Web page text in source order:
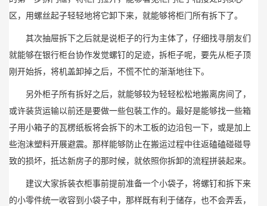
区，用螺丝起子轻轻地将它卸下来，就能够将柜门所有拆下了。
其次抽屉拆下之后就是说柜子的行为主体了，仔细找寻朋友们
就能够在银行柜台协作发觉螺钉的足迹，拆柜子呢，要先从柜子顶
刚开始拆，将机盖卸掉之后，不慌不忙的渐渐地往下。
另外柜子所有拆好之后，就能够较为轻轻松松地搬离房间了，
或许装货运输以前还是要做一些包裝工作的。最好是能够找一些箱
子用小箱子的瓦楞纸板将会拆下的木工板的边沿包一下，或是加上
些泡沫塑料开展避震。那样能够防止在搬运过程中往返磕磕碰碰导
致的损坏，抵达新房子的那时候，就依照你拆卸的流程拼装起来。
建议大家拆装衣柜事前提前准备一个小袋子，将螺钉和拆下来
的小零件统一收容到小袋子中，那样既有利于储存，也不会弄丢，